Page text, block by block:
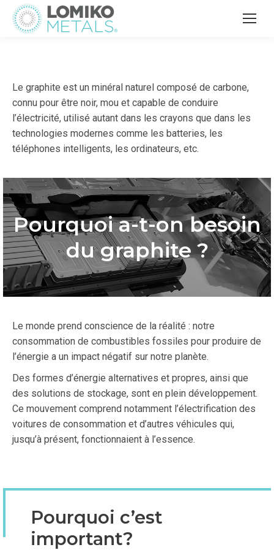
Le graphite est un minéral naturel composé de carbone,
connu pour être noir, mou et capable de conduire
l’électricité, utilisé autant dans les crayons que dans les
technologies modernes comme les batteries, les
téléphones intelligents, les ordinateurs, etc.
Pourquoi a-t-on besoin
du graphite ?
Le monde prend conscience de la réalité : notre
consommation de combustibles fossiles pour produire de
l’énergie a un impact négatif sur notre planète.
Des formes d’énergie alternatives et propres, ainsi que
des solutions de stockage, sont en plein développement.
Ce mouvement comprend notamment l’électrification des
voitures de consommation et d’autres véhicules qui,
jusqu’à présent, fonctionnaient à l’essence.
Pourquoi c’est
important?